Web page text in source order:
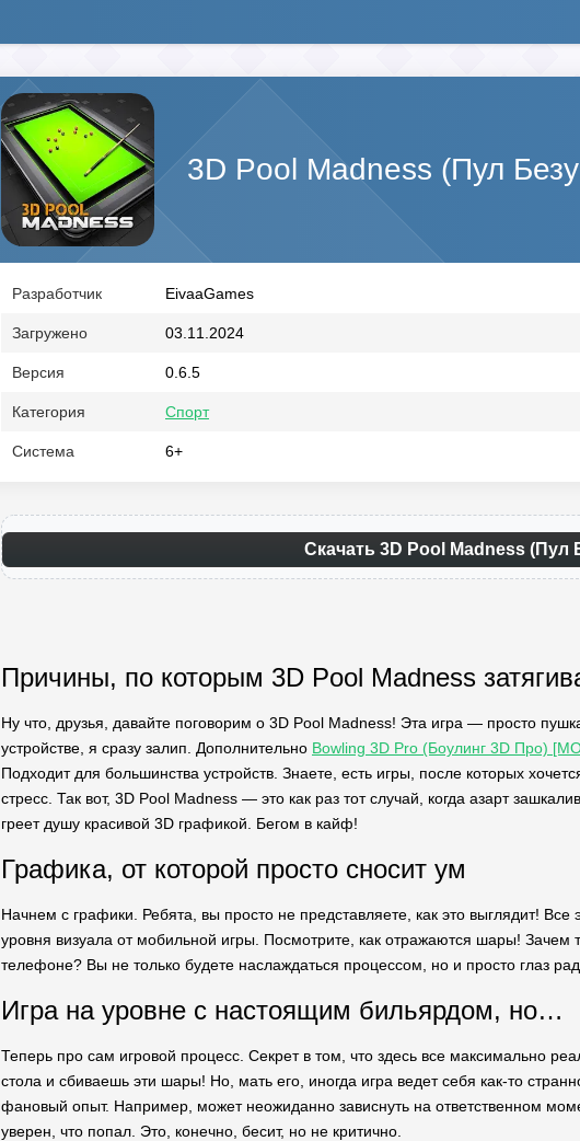
3D Pool Madness (Пул
Разработчик EivaaGames
Загружено 03.11.2024
Версия 0.6.5
Категория Спорт
Система 6+
Скачать 3D Pool Madness
Причины, по которым 3D Pool Madness
Ну что, друзья, давайте поговорим о 3D Pool Madness! Эта игра — просто
устройстве, я сразу залип. Дополнительно Bowling 3D Pro (Боулинг 3D Про)
Подходит для большинства устройств. Знаете, есть игры, после которых
стресс. Так вот, 3D Pool Madness — это как раз тот случай, когда азарт
греет душу красивой 3D графикой. Бегом в кайф!
Графика, от которой просто сносит ум
Начнем с графики. Ребята, вы просто не представляете, как это выглядит!
уровня визуала от мобильной игры. Посмотрите, как отражаются шары! Зачем
телефоне? Вы не только будете наслаждаться процессом, но и просто глаз
Игра на уровне с настоящим бильярдом, но…
Теперь про сам игровой процесс. Секрет в том, что здесь все максимально
стола и сбиваешь эти шары! Но, мать его, иногда игра ведет себя как-то
фановый опыт. Например, может неожиданно зависнуть на ответственном
уверен, что попал. Это, конечно, бесит, но не критично.